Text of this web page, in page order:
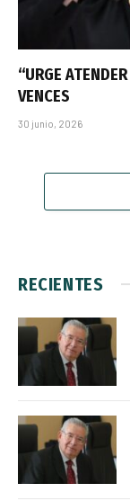
“URGE
VENCES
30 junio, 2026
RECIENTES